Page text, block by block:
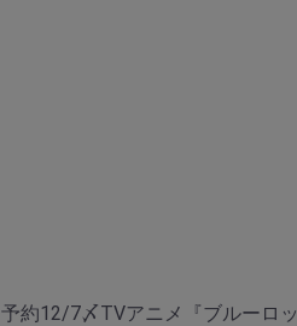
予約12/7〆TVアニメ『ブルーロッ